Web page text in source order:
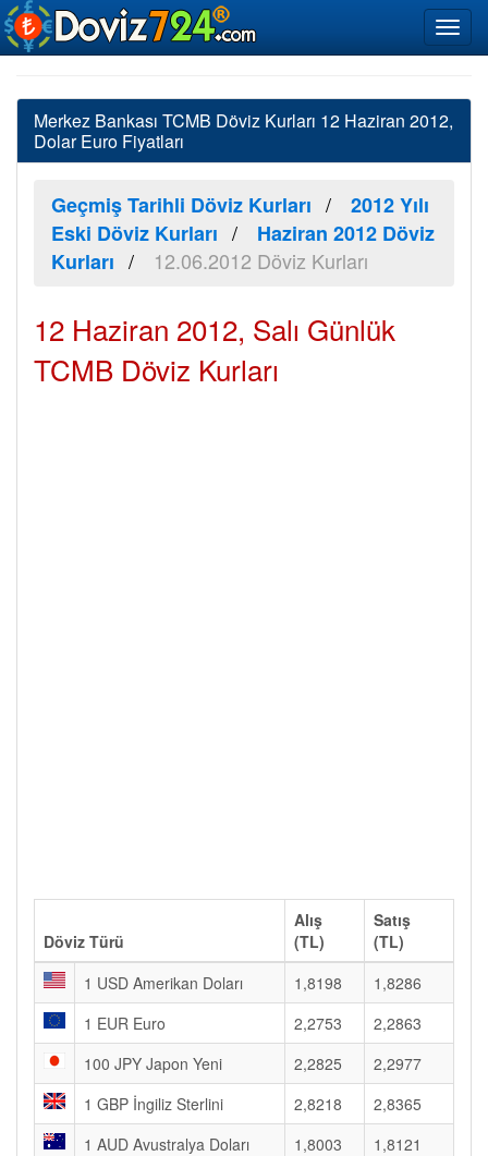
Merkez Bankası TCMB Döviz Kurları 12 Haziran 2012,
Dolar Euro Fiyatları
Geçmiş Tarihli Döviz Kurları
2012 Yılı
Eski Döviz Kurları
Haziran 2012 Döviz
Kurları
12.06.2012 Döviz Kurları
12 Haziran 2012, Salı Günlük
TCMB Döviz Kurları
Döviz Türü
Alış
(TL)
Satış
(TL)
1 USD Amerikan Doları
1,8198
1,8286
1 EUR Euro
2,2753
2,2863
100 JPY Japon Yeni
2,2825
2,2977
1 GBP İngiliz Sterlini
2,8218
2,8365
1 AUD Avustralya Doları
1,8003
1,8121